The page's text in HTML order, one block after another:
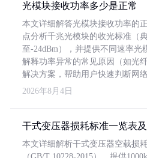
光模块接收功率多少是正常
本文详细解答光模块接收功率的
点分析千兆光模块的收光标准（
至-24dBm），并提供不同速率光
解释功率异常的常见原因（如光
解决方案，帮助用户快速判断网
2026年8月4日
干式变压器损耗标准一览表
本文详细解析干式变压器空载损